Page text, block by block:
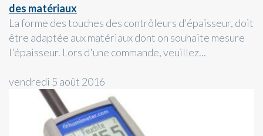
des matériaux
La forme des touches des contrôleurs d'épaisseur, doit
être adaptée aux matériaux dont on souhaite mesure
l'épaisseur. Lors d'une commande, veuillez...
vendredi 5 août 2016